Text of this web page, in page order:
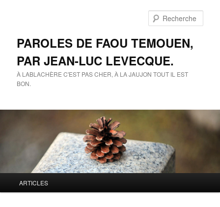
PAROLES DE FAOU TEMOUEN,
PAR JEAN-LUC LEVECQUE.
À LABLACHÈRE C'EST PAS CHER, À LA JAUJON TOUT IL EST
BON.
principal
ARTICLES